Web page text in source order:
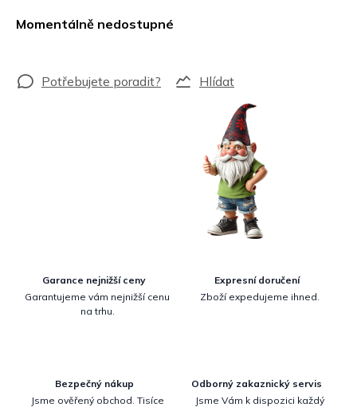
Momentálně nedostupné
Hlídat
Garance nejnižší ceny
Garantujeme vám nejnižší cenu
na trhu.
Expresní doručení
Zboží expedujeme ihned.
Bezpečný nákup
Jsme ověřený obchod. Tisíce
Odborný zakaznický servis
Jsme Vám k dispozici každý